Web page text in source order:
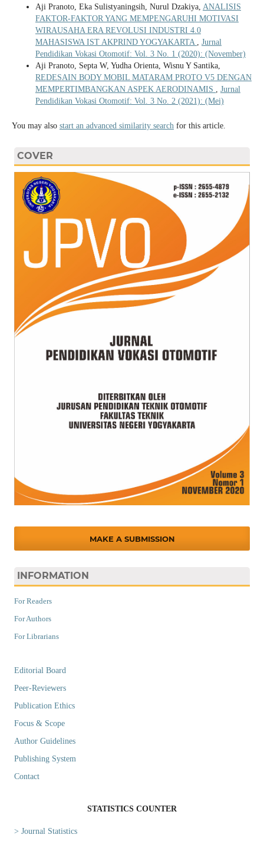
Aji Pranoto, Eka Sulistyaningsih, Nurul Dzakiya, ANALISIS
FAKTOR-FAKTOR YANG MEMPENGARUHI MOTIVASI
WIRAUSAHA ERA REVOLUSI INDUSTRI 4.0
MAHASISWA IST AKPRIND YOGYAKARTA
Jurnal
Pendidikan Vokasi Otomotif: Vol. 3 No. 1 (2020): (November)
Aji Pranoto, Septa W, Yudha Orienta, Wisnu Y Santika,
REDESAIN BODY MOBIL MATARAM PROTO V5 DENGAN
MEMPERTIMBANGKAN ASPEK AERODINAMIS
Jurnal
Pendidikan Vokasi Otomotif: Vol. 3 No. 2 (2021): (Mei)
You may also start an advanced similarity search for this article.
COVER
MAKE A SUBMISSION
INFORMATION
For Readers
For Authors
For Librarians
Editorial Board
Peer-Reviewers
Publication Ethics
Focus & Scope
Author Guidelines
Publishing System
Contact
STATISTICS COUNTER
> Journal Statistics